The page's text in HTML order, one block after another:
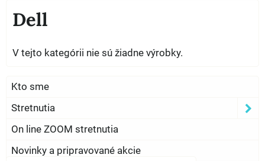
Dell
V tejto kategórii nie sú žiadne výrobky.
Kto sme
Stretnutia
On line ZOOM stretnutia
Novinky a pripravované akcie